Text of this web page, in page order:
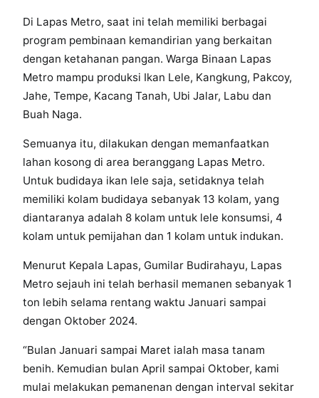
Di Lapas Metro, saat ini telah memiliki berbagai
program pembinaan kemandirian yang berkaitan
dengan ketahanan pangan. Warga Binaan Lapas
Metro mampu produksi Ikan Lele, Kangkung, Pakcoy,
Jahe, Tempe, Kacang Tanah, Ubi Jalar, Labu dan
Buah Naga.
Semuanya itu, dilakukan dengan memanfaatkan
lahan kosong di area beranggang Lapas Metro.
Untuk budidaya ikan lele saja, setidaknya telah
memiliki kolam budidaya sebanyak 13 kolam, yang
diantaranya adalah 8 kolam untuk lele konsumsi, 4
kolam untuk pemijahan dan 1 kolam untuk indukan.
Menurut Kepala Lapas, Gumilar Budirahayu, Lapas
Metro sejauh ini telah berhasil memanen sebanyak 1
ton lebih selama rentang waktu Januari sampai
dengan Oktober 2024.
“Bulan Januari sampai Maret ialah masa tanam
benih. Kemudian bulan April sampai Oktober, kami
mulai melakukan pemanenan dengan interval sekitar